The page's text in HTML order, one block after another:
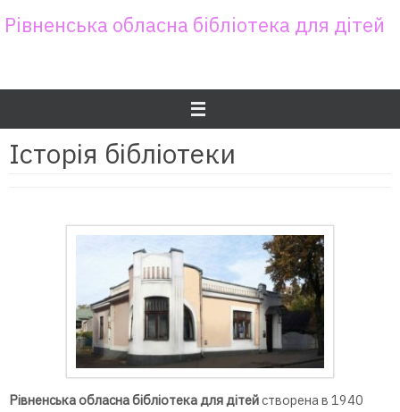
toРівненська обласна бібліотека для дітей
Історія бібліотеки
Рівненська обласна бібліотека для дітействорена в 1940